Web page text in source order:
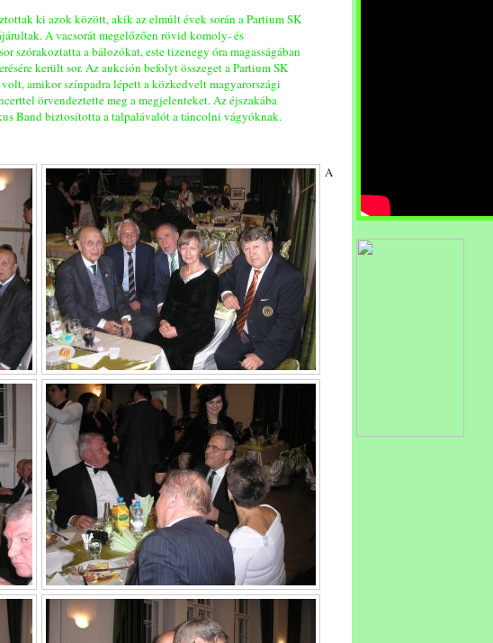
ki azok között, akik az elmúlt évek során a Partium SK
A vacsorát megelőzően rövid komoly- és
szórakoztatta a bálozókat, este tizenegy óra magasságában
került sor. Az aukción befolyt összeget a Partium SK
amikor színpadra lépett a közkedvelt magyarországi
örvendeztette meg a megjelenteket. Az éjszakába
Band biztosította a talpalávalót a táncolni vágyóknak.
A